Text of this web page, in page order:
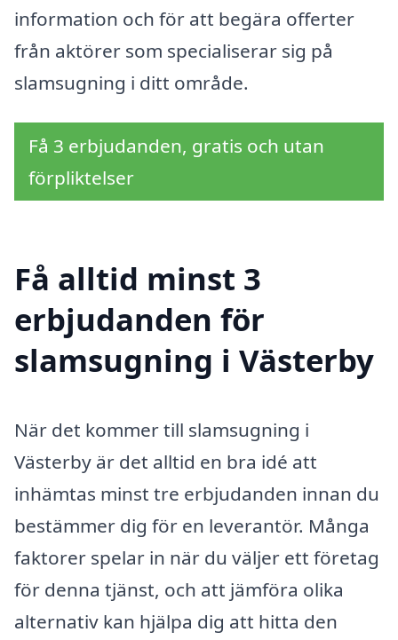
information och för att begära offerter
från aktörer som specialiserar sig på
slamsugning i ditt område.
Få 3 erbjudanden, gratis och utan
förpliktelser
Få alltid minst 3
erbjudanden för
slamsugning i Västerby
När det kommer till slamsugning i
Västerby är det alltid en bra idé att
inhämtas minst tre erbjudanden innan du
bestämmer dig för en leverantör. Många
faktorer spelar in när du väljer ett företag
för denna tjänst, och att jämföra olika
alternativ kan hjälpa dig att hitta den